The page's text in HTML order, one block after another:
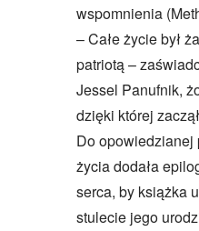
wspomnienia
– Całe życie był
patriotą –
Jessel Panufnik,
dzięki której
Do opowiedzianej
życia dodała
serca, by książka
stulecie jego